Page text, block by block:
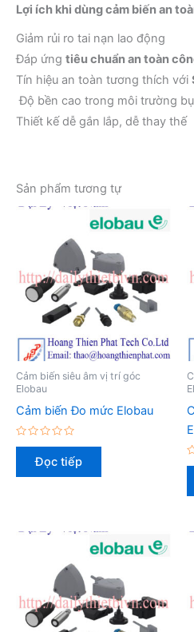
Lợi ích khi dùng cảm biến an
Giảm rủi ro tai nạn lao động
Đáp ứng tiêu chuẩn an toàn
Tín hiệu an toàn tương thích với
Độ bền cao trong môi trường
Thiết kế dễ gắn lắp, dễ thay thế
Sản phẩm tương tự
Cảm biến siêu âm vị trí góc
Elobau
Cảm biến Đo mức Elobau
Được
xếp
hạngĐọc tiếp